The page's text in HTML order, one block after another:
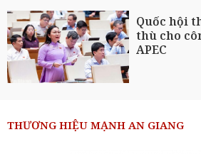
Quốc hội
thù cho
APEC
THƯƠNG HIỆU MẠNH AN GIANG